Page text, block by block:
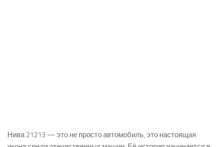
Нива 21213 — это не просто автомобиль, это настоящая